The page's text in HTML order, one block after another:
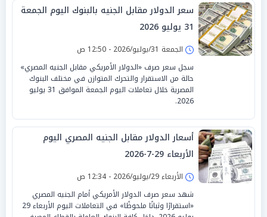
سعر الدولار مقابل الجنيه بالبنوك اليوم الجمعة
31 يوليو 2026
الجمعة 31/يوليو/2026 - 12:50 ص
سجل سعر صرف «الدولار الأمريكي مقابل الجنيه المصري»
حالة من الاستقرار والتحرك المتوازن في مختلف البنوك
المصرية خلال تعاملات اليوم الجمعة الموافق 31 يوليو
2026.
أسعار الدولار مقابل الجنيه المصري اليوم
الأربعاء 29-7-2026
الأربعاء 29/يوليو/2026 - 12:34 ص
شهد سعر صرف الدولار الأمريكي أمام الجنيه المصري
«استقرارًا وثباتًا ملحوظًا» في التعاملات اليوم الأربعاء 29